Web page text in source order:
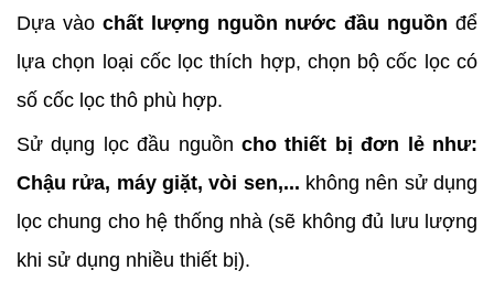
Dựa vào chất lượng nguồn nước đầu nguồn để
lựa chọn loại cốc lọc thích hợp, chọn bộ cốc lọc có
số cốc lọc thô phù hợp.
Sử dụng lọc đầu nguồn cho thiết bị đơn lẻ như:
Chậu rửa, máy giặt, vòi sen,... không nên sử dụng
lọc chung cho hệ thống nhà (sẽ không đủ lưu lượng
khi sử dụng nhiều thiết bị).